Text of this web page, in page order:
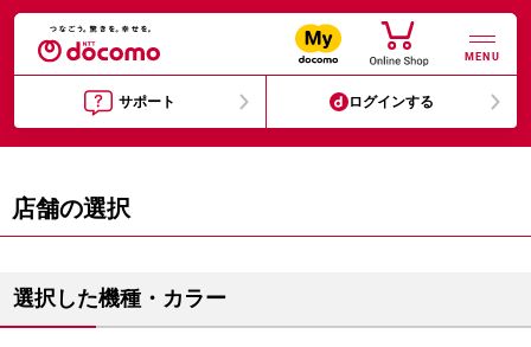
MENU
サポート ログインする
店舗の選択
選択した機種・カラー